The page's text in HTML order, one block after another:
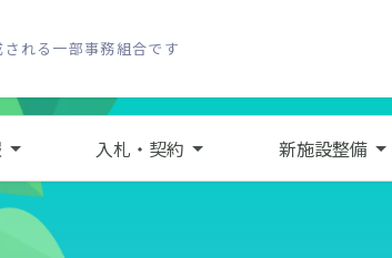
れる一部事務組合です
入札・契約 新施設整備